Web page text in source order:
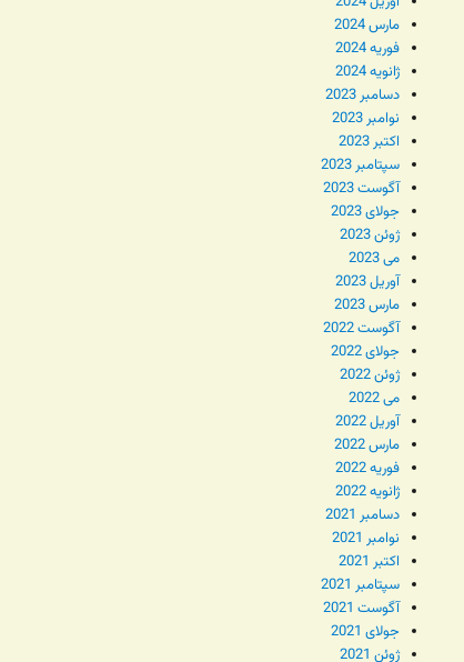
مارس 2024
فوریه 2024
ژانویه 2024
دسامبر 2023
نوامبر 2023
اکتبر 2023
سپتامبر 2023
آگوست 2023
جولای 2023
ژوئن 2023
می 2023
آوریل 2023
مارس 2023
آگوست 2022
جولای 2022
ژوئن 2022
می 2022
آوریل 2022
مارس 2022
فوریه 2022
ژانویه 2022
دسامبر 2021
نوامبر 2021
اکتبر 2021
سپتامبر 2021
آگوست 2021
جولای 2021
ژوئن 2021